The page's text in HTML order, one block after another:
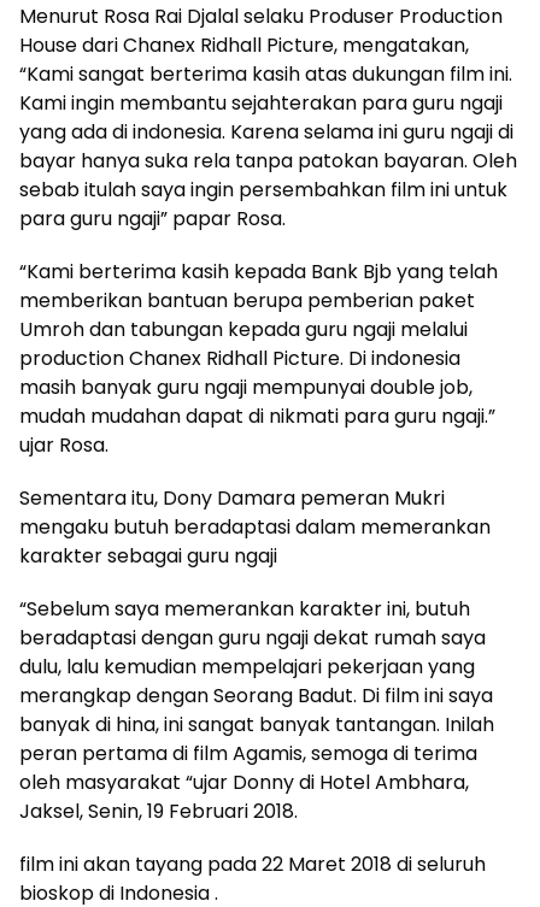
Menurut Rosa Rai Djalal selaku Produser Production
House dari Chanex Ridhall Picture, mengatakan,
“Kami sangat berterima kasih atas dukungan film ini.
Kami ingin membantu sejahterakan para guru ngaji
yang ada di indonesia. Karena selama ini guru ngaji di
bayar hanya suka rela tanpa patokan bayaran. Oleh
sebab itulah saya ingin persembahkan film ini untuk
para guru ngaji” papar Rosa.
“Kami berterima kasih kepada Bank Bjb yang telah
memberikan bantuan berupa pemberian paket
Umroh dan tabungan kepada guru ngaji melalui
production Chanex Ridhall Picture. Di indonesia
masih banyak guru ngaji mempunyai double job,
mudah mudahan dapat di nikmati para guru ngaji.”
ujar Rosa.
Sementara itu, Dony Damara pemeran Mukri
mengaku butuh beradaptasi dalam memerankan
karakter sebagai guru ngaji
“Sebelum saya memerankan karakter ini, butuh
beradaptasi dengan guru ngaji dekat rumah saya
dulu, lalu kemudian mempelajari pekerjaan yang
merangkap dengan Seorang Badut. Di film ini saya
banyak di hina, ini sangat banyak tantangan. Inilah
peran pertama di film Agamis, semoga di terima
oleh masyarakat “ujar Donny di Hotel Ambhara,
Jaksel, Senin, 19 Februari 2018.
film ini akan tayang pada 22 Maret 2018 di seluruh
bioskop di Indonesia .